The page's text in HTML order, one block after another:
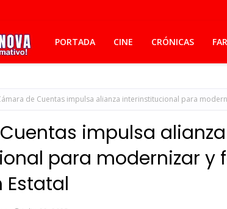
PORTADA CINE CRÓNICAS
de Cuentas impulsa alianza interinstitucional para
impulsa alianza
para modernizar y